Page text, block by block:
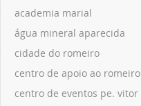
academia marial
água mineral aparecida
cidade do romeiro
centro de apoio ao romeiro
centro de eventos pe. vitor